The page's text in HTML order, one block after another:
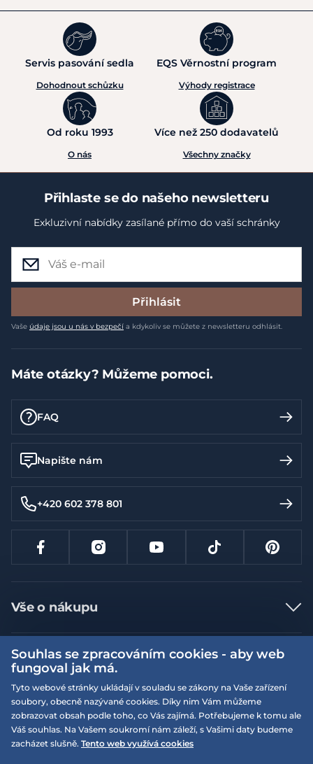
Servis pasování sedla
Dohodnout schůzku
EQS Věrnostní program
Výhody registrace
Od roku 1993
O nás
Více než 250 dodavatelů
Všechny značky
Přihlaste se do našeho newsletteru
Exkluzivní nabídky zasílané přímo do vaší schránky
Přihlásit
Vaše údaje jsou u nás v bezpečí a kdykoliv se můžete z newsletteru odhlásit.
Máte otázky? Můžeme pomoci.
FAQ
Napište nám
+420 602 378 801
Vše o nákupu
Jak nakupovat
Nejčastější dotazy
Doprava a platba
Vrácení a výměna zboží
Reklamace
Velikostní tabulky
Více informací
Obchodní podmínky
Podmínky EQS věrnostního klubu
On-line katalogy
Naše prodejny
EQS Rudná
Souhlas se zpracováním cookies - aby web
fungoval jak má.
Tyto webové stránky ukládají v souladu se zákony na Vaše zařízení
soubory, obecně nazývané cookies. Díky nim Vám můžeme
zobrazovat obsah podle toho, co Vás zajímá. Potřebujeme k tomu ale
Váš souhlas. Na Vašem soukromí nám záleží, s Vašimi daty budeme
zacházet slušně. Tento web využívá cookies